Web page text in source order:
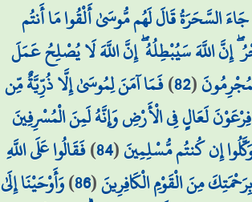
السَّحَرَةُ قَالَ لَهُم مُّوسَىٰ أَلْقُوا مَا أَنتُم
إِنَّ اللَّهَ سَيُبْطِلُهُ ۖ إِنَّ اللَّهَ لَا يُصْلِحُ عَمَلَ
(
82
)فَمَا آمَنَ لِمُوسَىٰ إِلَّا ذُرِّيَّةٌ مِّن
لَعَالٍ فِي الْأَرْضِ وَإِنَّهُ لَمِنَ الْمُسْرِفِينَ
إِن كُنتُم مُّسْلِمِينَ(
84
)فَقَالُوا عَلَى اللَّهِ
مِنَ الْقَوْمِ الْكَافِرِينَ(
86
)وَأَوْحَيْنَا إِلَىٰ